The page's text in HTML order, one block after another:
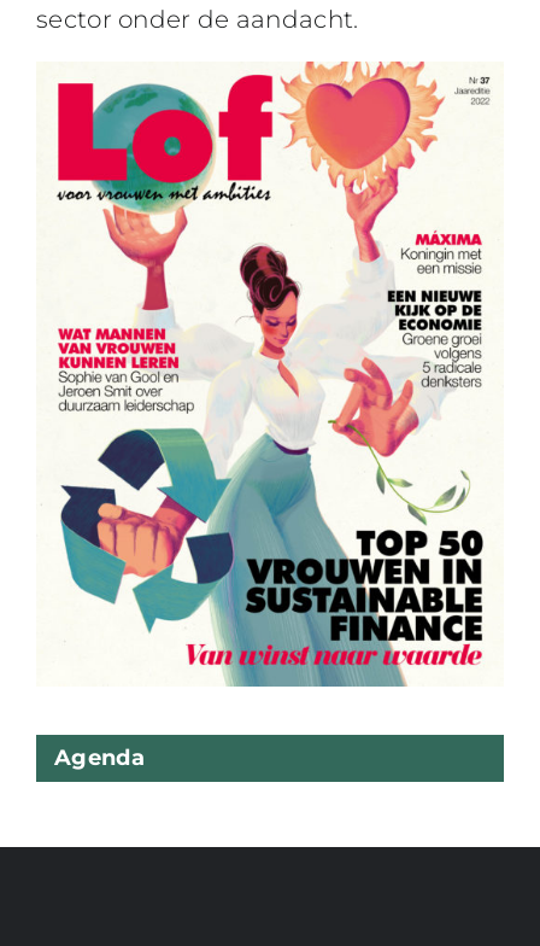
sector onder de aandacht.
Agenda